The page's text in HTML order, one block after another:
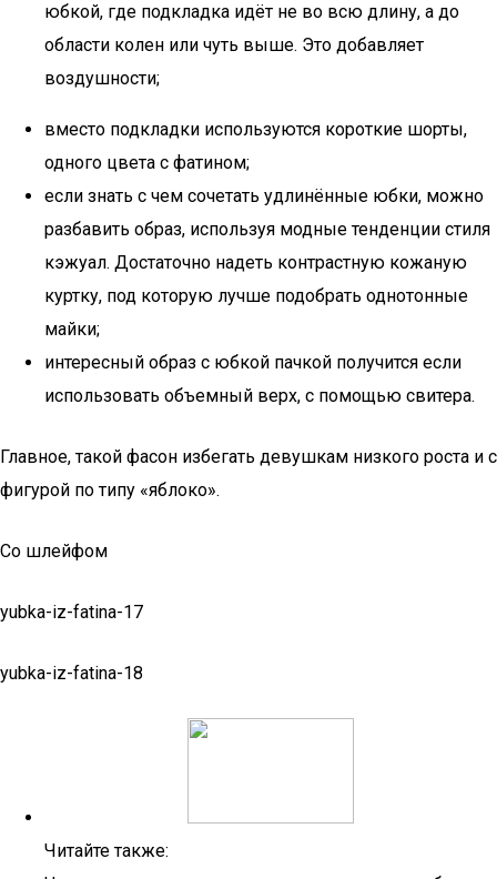
юбкой, где подкладка идёт не во всю длину, а до
области колен или чуть выше. Это добавляет
воздушности;
вместо подкладки используются короткие шорты,
одного цвета с фатином;
если знать с чем сочетать удлинённые юбки, можно
разбавить образ, используя модные тенденции стиля
кэжуал. Достаточно надеть контрастную кожаную
куртку, под которую лучше подобрать однотонные
майки;
интересный образ с юбкой пачкой получится если
использовать объемный верх, с помощью свитера.
Главное, такой фасон избегать девушкам низкого роста и с
фигурой по типу «яблоко».
Со шлейфом
yubka-iz-fatina-17
yubka-iz-fatina-18
Читайте также: